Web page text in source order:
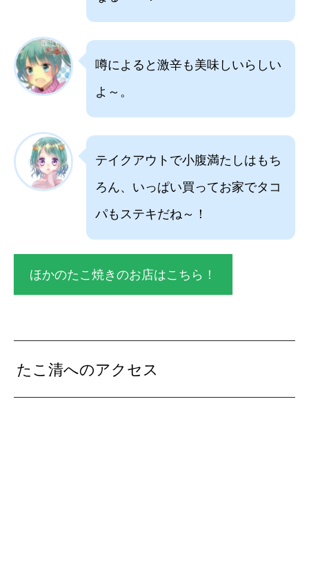
噂によると激辛も美味しいらしい
よ～。
テイクアウトで小腹満たしはもち
ろん、いっぱい買ってお家でタコ
パもステキだね～！
ほかのたこ焼きのお店はこちら！
たこ清へのアクセス